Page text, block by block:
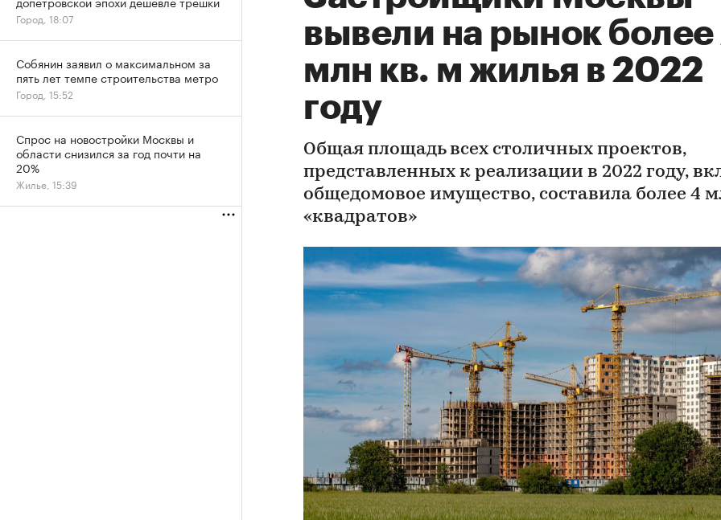
вывели на рынок более
млн кв. м жилья в 2022
году
Общая площадь всех столичных проектов,
представленных к реализации в 2022 году,
общедомовое имущество, составила более 4
«квадратов»
Город, 18:07
Собянин заявил о максимальном за
пять лет темпе строительства метро
Город, 15:52
Спрос на новостройки Москвы и
области снизился за год почти на
20%
Жилье, 15:39